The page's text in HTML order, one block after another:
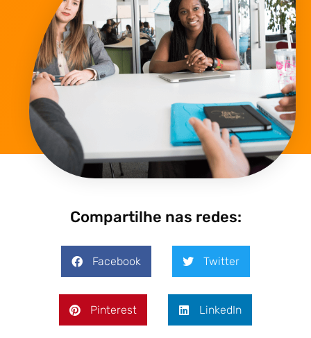
Compartilhe nas redes:
Facebook Twitter
Pinterest LinkedIn